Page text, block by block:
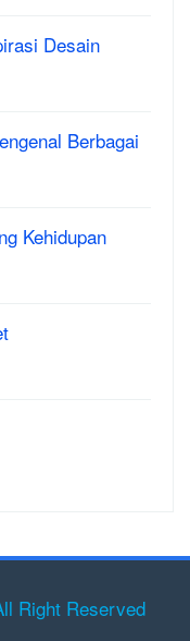
Desain
Berbagai
Kehidupan
Right Reserved